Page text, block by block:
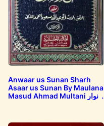
Anwaar us Sunan Sharh
Asaar us Sunan By Maulana
Masud Ahmad Multani انوار